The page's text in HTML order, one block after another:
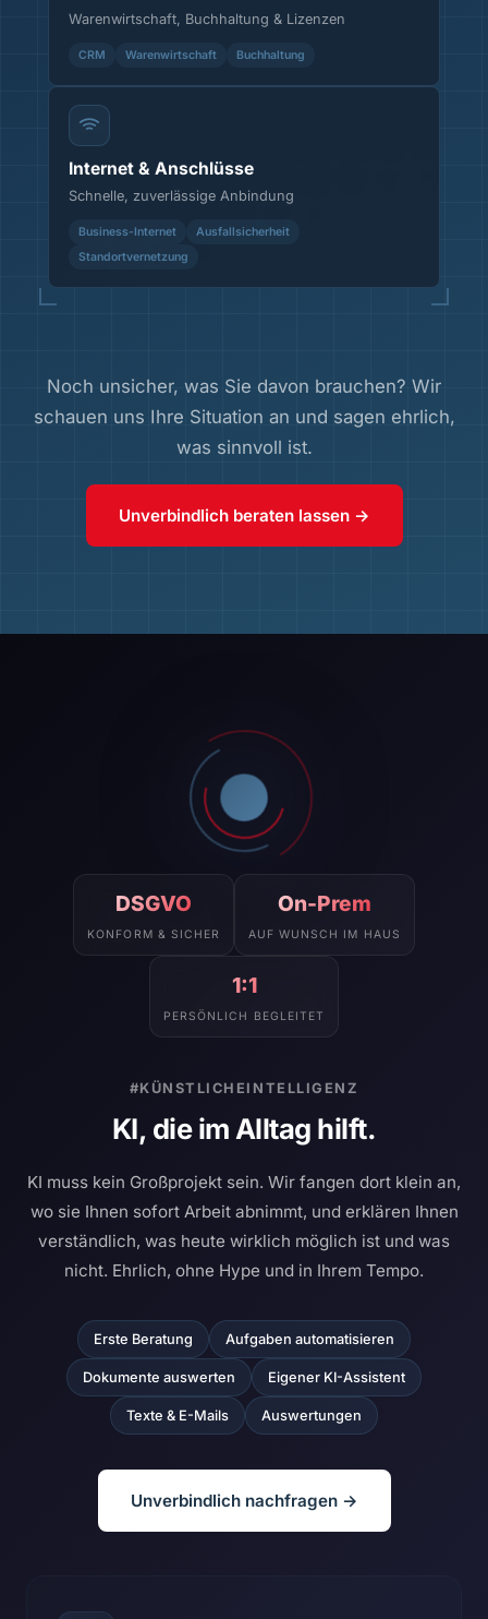
Warenwirtschaft, Buchhaltung & Lizenzen
CRM Warenwirtschaft Buchhaltung
Internet & Anschlüsse
Schnelle, zuverlässige Anbindung
Business-Internet
Ausfallsicherheit
Standortvernetzung
Noch unsicher, was Sie davon brauchen? Wir
schauen uns Ihre Situation an und sagen ehrlich,
was sinnvoll ist.
Unverbindlich beraten lassen →
DSGVO
KONFORM & SICHER
On-Prem
AUF WUNSCH IM HAUS
1:1
PERSÖNLICH BEGLEITET
#KÜNSTLICHEINTELLIGENZ
KI, die im Alltag hilft.
KI muss kein Großprojekt sein. Wir fangen dort klein an,
wo sie Ihnen sofort Arbeit abnimmt, und erklären Ihnen
verständlich, was heute wirklich möglich ist und was
nicht. Ehrlich, ohne Hype und in Ihrem Tempo.
Erste Beratung Aufgaben automatisieren
Dokumente auswerten Eigener KI-Assistent
Texte & E-Mails Auswertungen
Unverbindlich nachfragen →